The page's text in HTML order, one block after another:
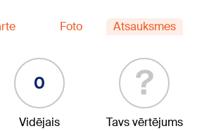
Foto Atsauksmes
0
Vidējais
?
Tavs vērtējums